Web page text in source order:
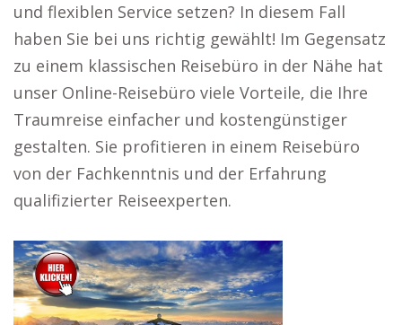
und flexiblen Service setzen? In diesem Fall
haben Sie bei uns richtig gewählt! Im Gegensatz
zu einem klassischen Reisebüro in der Nähe hat
unser Online-Reisebüro viele Vorteile, die Ihre
Traumreise einfacher und kostengünstiger
gestalten. Sie profitieren in einem Reisebüro
von der Fachkenntnis und der Erfahrung
qualifizierter Reiseexperten.